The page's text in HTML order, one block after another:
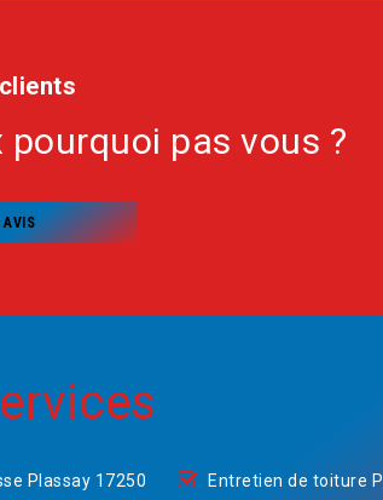
pas vous ?
AVIS
Plassay 17250 Entretien de toiture